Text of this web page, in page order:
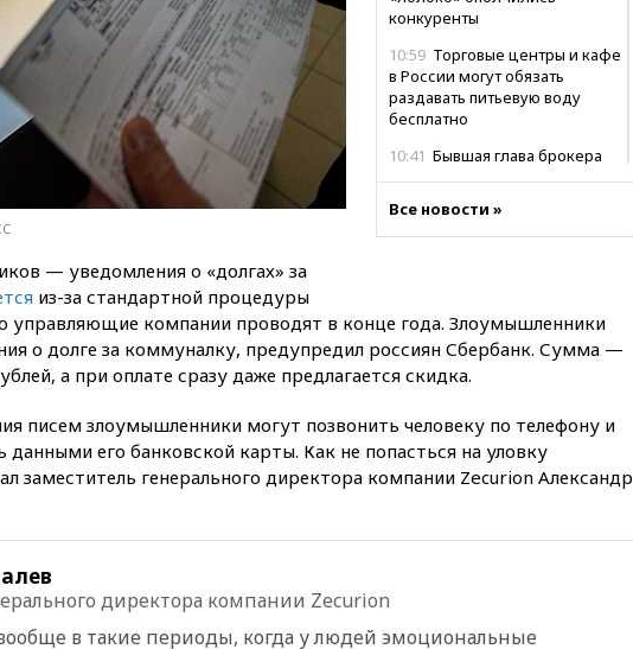
конкуренты
10:59 Торговые центры и кафе
в России могут обязать
раздавать питьевую воду
бесплатно
10:41 Бывшая глава брокера
10:41Пашинян: Армения
10:21ФСБ задержала более
20 сотрудников пунктов
обмена криптовалюты в
10:13Минтранс предлагает
тратить средства дорожных
фондов на защиту трасс от
09:56Хакеры нашли
09:49 WSJ: Трамп «сходит с
Все новости »
— уведомления о «долгах» за
из-за стандартной процедуры
управляющие компании проводят в конце года. Злоумышленники
о долге за коммуналку, предупредил россиян Сбербанк. Сумма —
а при оплате сразу даже предлагается скидка.
писем злоумышленники могут позвонить человеку по телефону и
данными его банковской карты. Как не попасться на уловку
заместитель генерального директора компании Zecurion Александр
директора компании Zecurion
в такие периоды, когда у людей эмоциональные